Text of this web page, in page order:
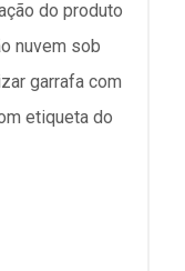
do produto
nuvem sob
garrafa com
etiqueta do